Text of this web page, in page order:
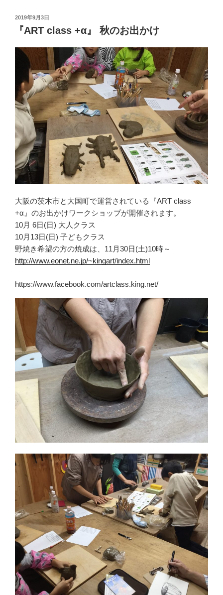
投
2019年9月3日
『ART class +α』 秋のお出かけ
大阪の茨木市と大国町で運営されている『ART class
+α』のお出かけワークショップが開催されます。
10月 6日(日) 大人クラス
10月13日(日) 子どもクラス
野焼き希望の方の焼成は、11月30日(土)10時～
http://www.eonet.ne.jp/~kingart/index.html
https://www.facebook.com/artclass.king.net/